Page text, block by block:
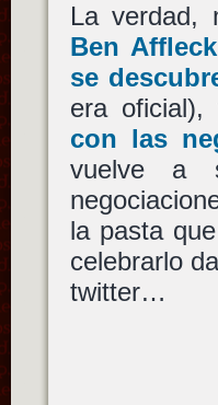
La verdad,
Ben Affleck
se
era oficial),
con las
vuelve a
la pasta
celebrarlo
twitter…